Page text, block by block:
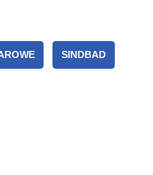
SINDBAD